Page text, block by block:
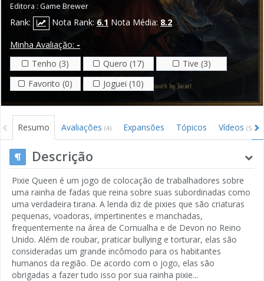
Editora : Game Brewer
Rank: Nota Rank: 6.1 Nota Média:8.2
Minha Avaliação: -
Tenho (3)
Quero (17)
Tive (3)
Favorito (0)
Joguei (10)
Resumo Avaliações (4) Expansões Tópicos Vídeos (5)
Descrição
Pixie Queen é um jogo de colocação de trabalhadores sobre
uma rainha de fadas que reina sobre suas subordinadas como
uma verdadeira tirana. A lenda diz de pixies que são criaturas
pequenas, voadoras, impertinentes e manchadas,
frequentemente na área de Cornualha e de Devon no Reino
Unido. Além de roubar, praticar bullying e torturar, elas são
consideradas um grande incômodo para os habitantes
humanos da região. De acordo com o jogo, elas são
obrigadas a fazer tudo isso por sua rainha pixie...